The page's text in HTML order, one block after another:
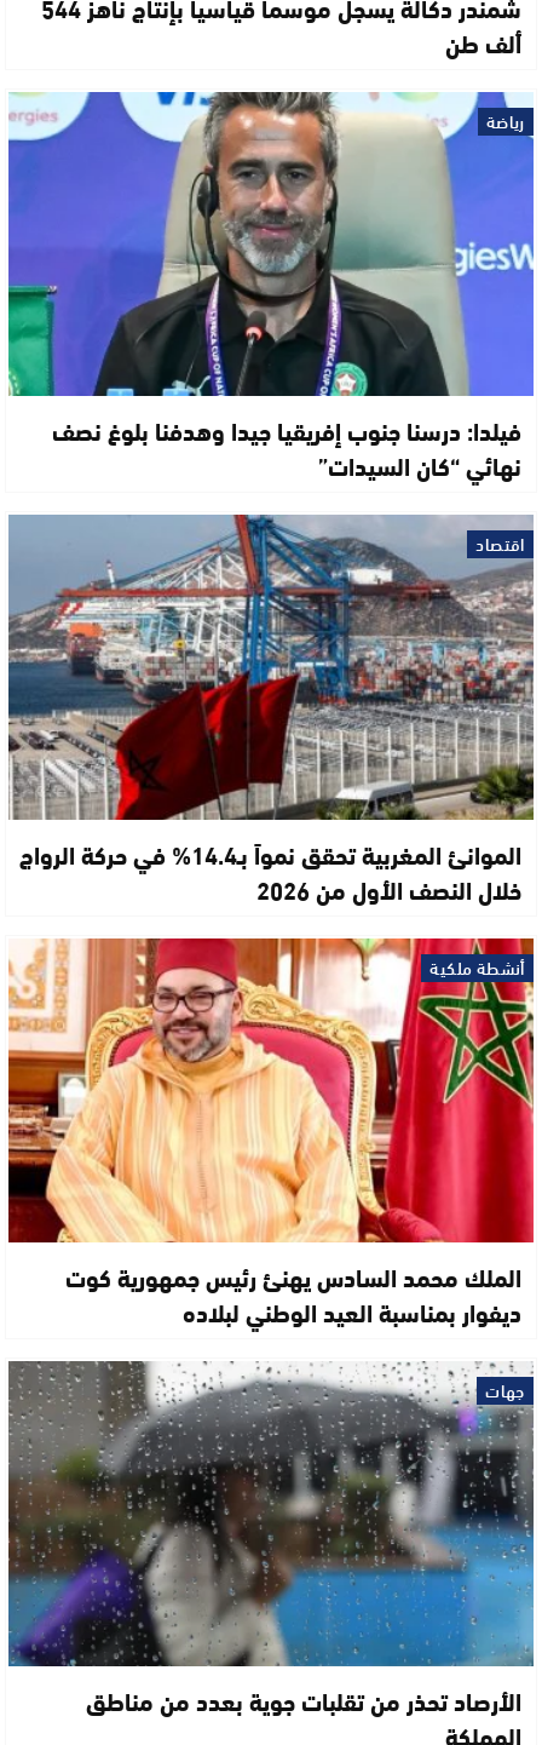
ألف طن
رياضة
فيلدا: درسنا جنوب إفريقيا جيدا وهدفنا بلوغ نصف
نهائي “كان السيدات”
اقتصاد
الموانئ المغربية تحقق نمواً بـ14.4% في حركة الرواج
خلال النصف الأول من 2026
أنشطة ملكية
الملك محمد السادس يهنئ رئيس جمهورية كوت
ديفوار بمناسبة العيد الوطني لبلاده
جهات
الأرصاد تحذر من تقلبات جوية بعدد من مناطق
المملكة